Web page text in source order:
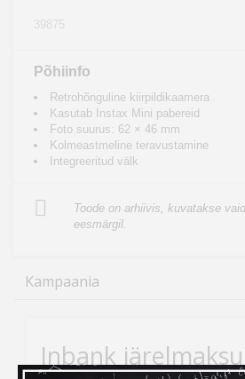
39875
Põhiinfo
Retrohõnguline kiirpildikaamera
Kasutab Instax Mini pabereid
Foto suurus: 62 × 46 mm
Kolmeastmeline teravustamine
Integreeritud välk
Toode on arhiivis, kuvatakse
eesmärgil.
Kampaania
Inbank
Sport
hobi
Mänguasjad
Auto